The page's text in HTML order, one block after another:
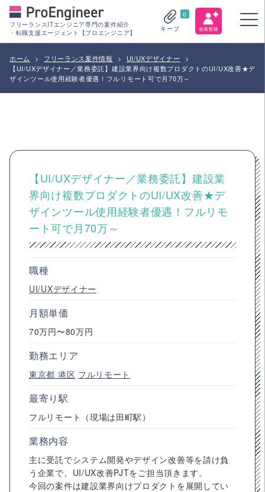
フリーランスITエンジニア専門の案件紹介
・転職支援エージェント【プロエンジニア】
0
キープ
ホーム > フリーランス案件情報 > UI/UXデザイナー
>
【UI/UXデザイナー／業務委託】建設業界向け複数プロダクトのUI/UX改善★デ
ザインツール使用経験者優遇！フルリモート可で月70万～
【UI/UXデザイナー／業務委託】建設業
界向け複数プロダクトのUI/UX改善★デ
ザインツール使用経験者優遇！フルリモ
ート可で月70万～
職種
UI/UXデザイナー
月額単価
70万円〜80万円
勤務エリア
東京都 港区 フルリモート
最寄り駅
フルリモート（現場は田町駅）
業務内容
主に受託でシステム開発やデザイン改善等を請け負
う企業で、UI/UX改善PJTをご担当頂きます。
今回の案件は建設業界向けプロダクトを展開してい